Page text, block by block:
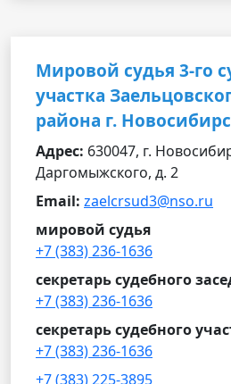
Мировой судья 3-го
участка
района г.
Адрес: 630047, г.
Даргомыжского, д. 2
Email: zaelcrsud3@nso.ru
мировой судья
+7 (383) 236-1636
секретарь судебного
+7 (383) 236-1636
секретарь судебного
+7 (383) 236-1636
+7 (383) 225-3895